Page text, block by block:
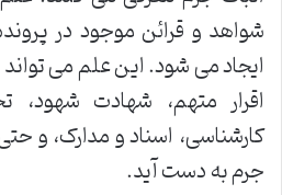
شواهد و قرائن موجود در
ایجاد می شود. این علم می
اقرار متهم، شهادت شهود،
کارشناسی، اسناد و مدارک، و
جرم به دست آید.